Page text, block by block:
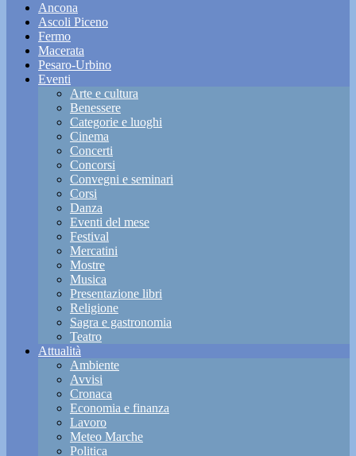
Ancona
Ascoli Piceno
Fermo
Macerata
Pesaro-Urbino
Eventi
Arte e cultura
Benessere
Categorie e luoghi
Cinema
Concerti
Concorsi
Convegni e seminari
Corsi
Danza
Eventi del mese
Festival
Mercatini
Mostre
Musica
Presentazione libri
Religione
Sagra e gastronomia
Teatro
Attualità
Ambiente
Avvisi
Cronaca
Economia e finanza
Lavoro
Meteo Marche
Politica